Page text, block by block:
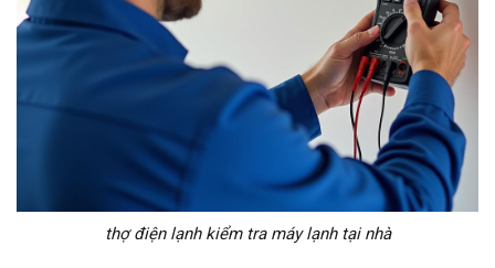
thợ điện lạnh kiểm tra máy lạnh tại nhà